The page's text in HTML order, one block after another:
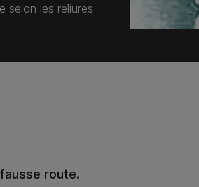
selon les reliures
route.